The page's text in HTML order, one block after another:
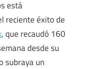
está
reciente éxito de
, que recaudó 160
desde su
subraya un